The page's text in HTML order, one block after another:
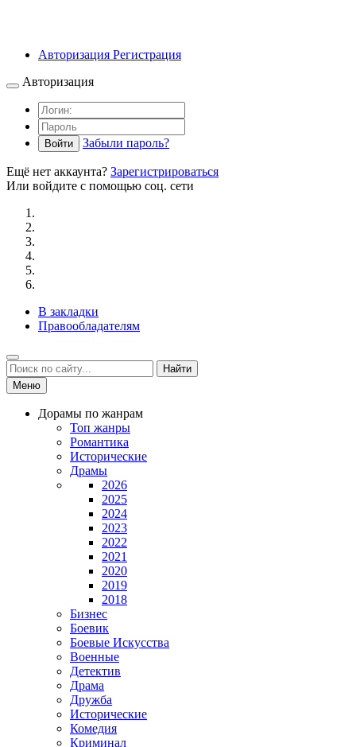
Авторизация Регистрация
Авторизация
Войти Забыли пароль?
Ещё нет аккаунта? Зарегистрироваться
Или войдите с помощью соц. сети
В закладки
Правообладателям
Найти
Меню
Дорамы по жанрам
Топ жанры
Романтика
Исторические
Драмы
2026
2025
2024
2023
2022
2021
2020
2019
2018
Бизнес
Боевик
Боевые Искусства
Военные
Детектив
Драма
Дружба
Исторические
Комедия
Криминал